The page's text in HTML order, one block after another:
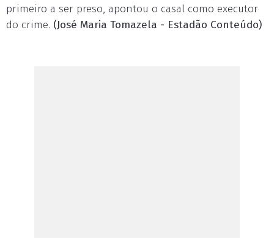
primeiro a ser preso, apontou o casal como executor
do crime. (José Maria Tomazela - Estadão Conteúdo)